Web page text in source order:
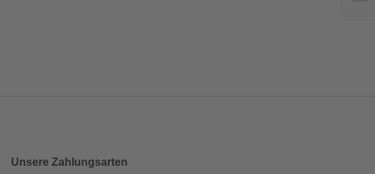
Unsere Zahlungsarten